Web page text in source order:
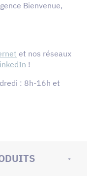
Bienvenue,
et nos réseaux
!
: 8h-16h et